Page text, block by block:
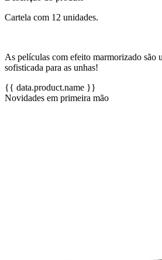
Cartela com 12 unidades.
As películas com efeito marmorizado são
sofisticada para as unhas!
{{ data.product.name }}
Novidades em primeira mão